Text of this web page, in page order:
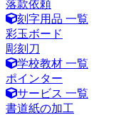
落款依頼
刻字用品 一覧
彩玉ボード
彫刻刀
学校教材 一覧
ポインター
サービス 一覧
書道紙の加工